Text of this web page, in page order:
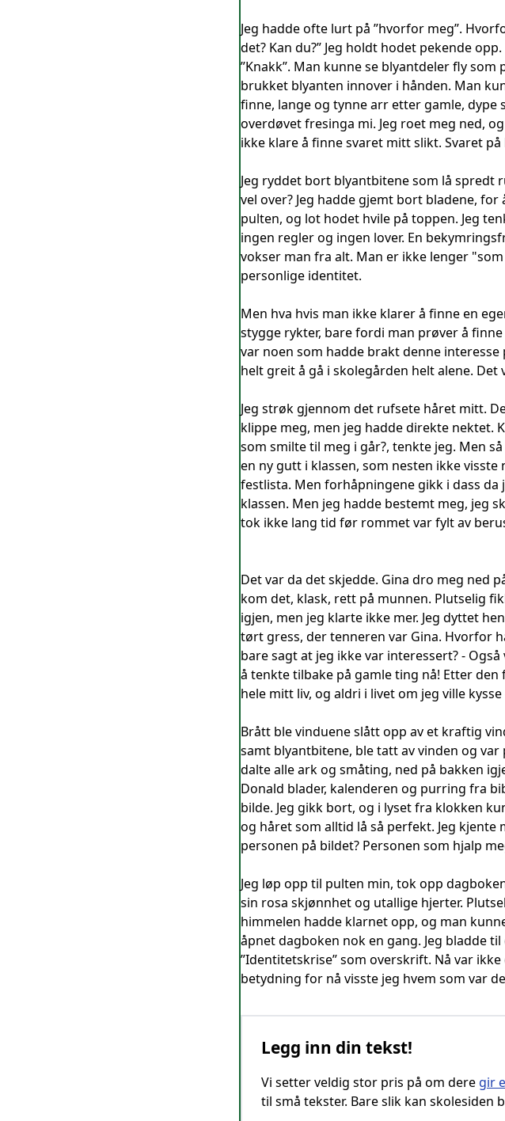
Jeg hadde ofte lurt på ”hvorfor meg”.
det? Kan du?” Jeg holdt hodet pekende
”Knakk”. Man kunne se blyantdeler fly
brukket blyanten innover i hånden. Man
finne, lange og tynne arr etter gamle, dype
overdøvet fresinga mi. Jeg roet meg ned,
ikke klare å finne svaret mitt slikt. Svaret
Jeg ryddet bort blyantbitene som lå spredt
vel over? Jeg hadde gjemt bort bladene,
pulten, og lot hodet hvile på toppen. Jeg
ingen regler og ingen lover. En
vokser man fra alt. Man er ikke lenger
personlige identitet.
Men hva hvis man ikke klarer å finne en
stygge rykter, bare fordi man prøver å
var noen som hadde brakt denne
helt greit å gå i skolegården helt alene.
Jeg strøk gjennom det rufsete håret mitt.
klippe meg, men jeg hadde direkte nektet.
som smilte til meg i går?, tenkte jeg. Men
en ny gutt i klassen, som nesten ikke
festlista. Men forhåpningene gikk i dass da
klassen. Men jeg hadde bestemt meg, jeg
tok ikke lang tid før rommet var fylt av
Det var da det skjedde. Gina dro meg ned
kom det, klask, rett på munnen. Plutselig
igjen, men jeg klarte ikke mer. Jeg dyttet
tørt gress, der tenneren var Gina. Hvorfor
bare sagt at jeg ikke var interessert? -
å tenkte tilbake på gamle ting nå! Etter
hele mitt liv, og aldri i livet om jeg ville
Brått ble vinduene slått opp av et kraftig
samt blyantbitene, ble tatt av vinden og
dalte alle ark og småting, ned på bakken
Donald blader, kalenderen og purring fra
bilde. Jeg gikk bort, og i lyset fra klokken
og håret som alltid lå så perfekt. Jeg
personen på bildet? Personen som hjalp
Jeg løp opp til pulten min, tok opp
sin rosa skjønnhet og utallige hjerter.
himmelen hadde klarnet opp, og man
åpnet dagboken nok en gang. Jeg bladde
”Identitetskrise” som overskrift. Nå var
betydning for nå visste jeg hvem som var
Legg inn din tekst!
Vi setter veldig stor pris på om dere gir
til små tekster. Bare slik kan skolesiden